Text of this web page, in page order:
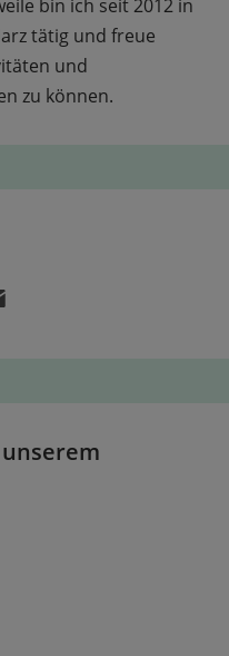
bin ich seit 2012 in
tätig und freue
und
zu können.